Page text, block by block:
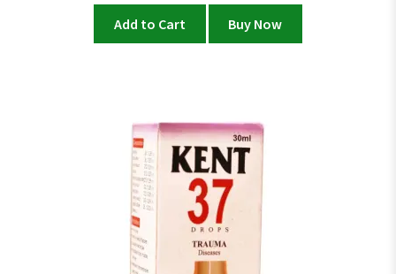
Add to Cart Buy Now